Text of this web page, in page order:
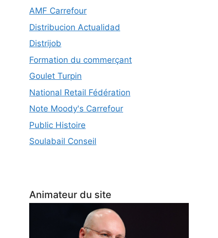
AMF Carrefour
Distribucion Actualidad
Distrijob
Formation du commerçant
Goulet Turpin
National Retail Fédération
Note Moody's Carrefour
Public Histoire
Soulabail Conseil
Animateur du site